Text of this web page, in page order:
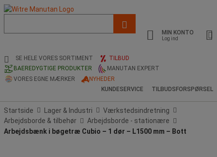
og
søgehistorik
MIN KONTO
Log ind
SE HELE VORES SORTIMENT
TILBUD
BAEREDYGTIGE PRODUKTER
MANUTAN EXPERT
VORES EGNE MÆRKER
NYHEDER
KUNDESERVICE
TILBUDSFORSPØRSEL
Startside Lager & Industri
Værkstedsindretning
Arbejdsborde & tilbehør
Arbejdsborde - stationære
Arbejdsbænk i bøgetræ Cubio – 1 dør – L1500 mm – Bott